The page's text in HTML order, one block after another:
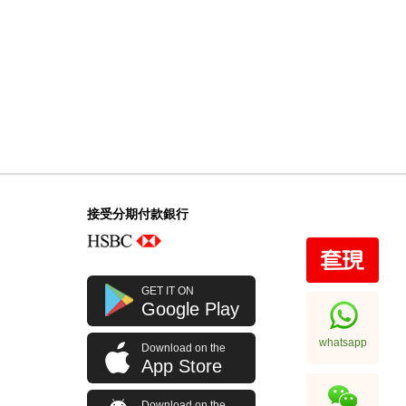
接受分期付款銀行
GET IT ON
Google Play
Download on the
App Store
whatsapp